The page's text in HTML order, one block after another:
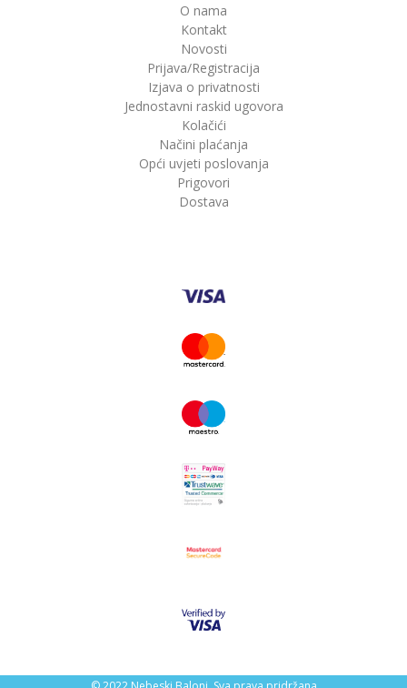
O nama
Kontakt
Novosti
Prijava/Registracija
Izjava o privatnosti
Jednostavni raskid ugovora
Kolačići
Načini plaćanja
Opći uvjeti poslovanja
Prigovori
Dostava